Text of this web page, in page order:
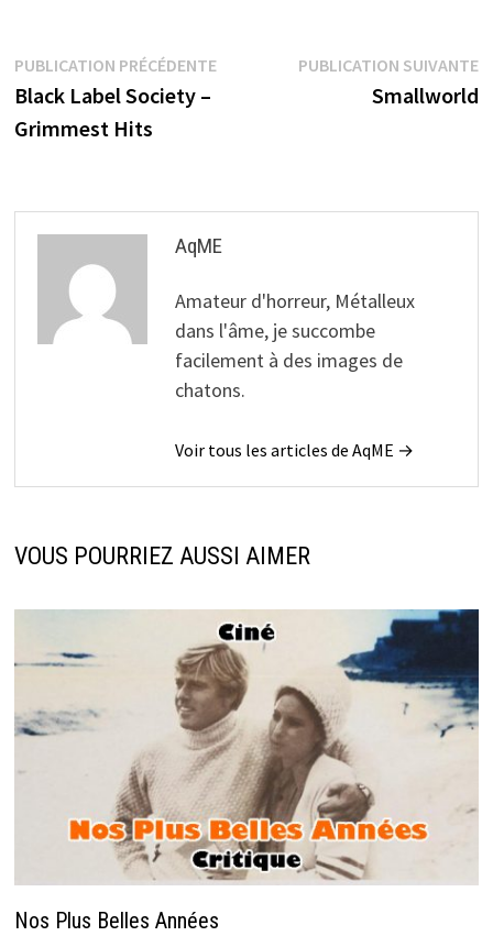
Navigation
de
PUBLICATION PRÉCÉDENTEPublication
Black Label Society –
Grimmest Hits
PUBLICATION SUIVANTE
Smallworld
AqME
Amateur d'horreur, Métalleux
dans l'âme, je succombe
facilement à des images de
chatons.
Voir tous les articles de AqME →
VOUS POURRIEZ AUSSI AIMER
Nos Plus Belles Années